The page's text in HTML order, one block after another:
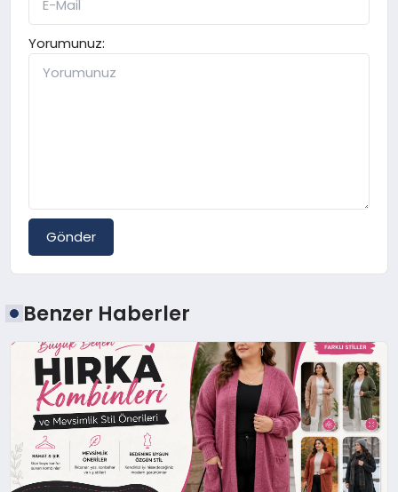
Yorumunuz:
Gönder
Benzer Haberler